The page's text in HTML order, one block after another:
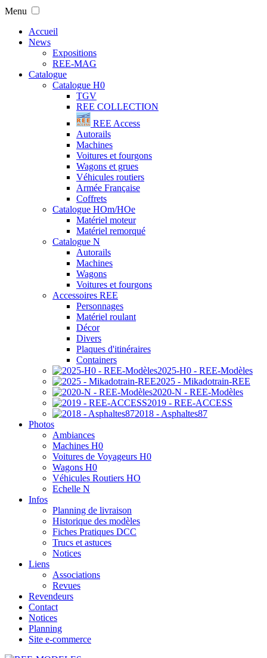
Menu
Accueil
News
Expositions
REE-MAG
Catalogue
Catalogue H0
TGV
REE COLLECTION
REE Access
Autorails
Machines
Voitures et fourgons
Wagons et grues
Véhicules routiers
Armée Française
Coffrets
Catalogue HOm/HOe
Matériel moteur
Matériel remorqué
Catalogue N
Autorails
Machines
Wagons
Voitures et fourgons
Accessoires REE
Personnages
Matériel roulant
Décor
Divers
Plaques d'itinéraires
Containers
2025-H0 - REE-Modèles
2025 - Mikadotrain-REE
2020-N - REE-Modèles
2019 - REE-ACCESS
2018 - Asphaltes87
Photos
Ambiances
Machines H0
Voitures de Voyageurs H0
Wagons H0
Véhicules Routiers HO
Echelle N
Infos
Planning de livraison
Historique des modèles
Fiches Pratiques DCC
Trucs et astuces
Notices
Liens
Associations
Revues
Revendeurs
Contact
Notices
Planning
Site e-commerce